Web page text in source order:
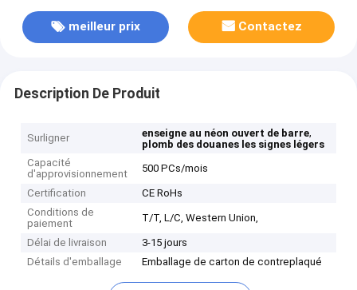
meilleur prix Contactez
Description De Produit
Surligner enseigne au néon ouvert de barre,
plomb des douanes les signes légers
Capacité
d'approvisionnement
500 PCs/mois
Certification
CE RoHs
Conditions de
paiement
T/T, L/C, Western Union,
Délai de livraison
3-15 jours
Détails d'emballage
Emballage de carton de contreplaqué